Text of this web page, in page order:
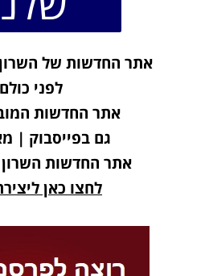
אתר החדשות של
לפני
אתר החדשות
גם בפייסבוק | מאז
אתר החדשות השרון
לחצו כאן